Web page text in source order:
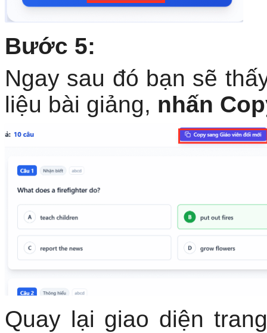
Bước 5:
Ngay sau đó bạn sẽ
liệu bài giảng, nhấn
Quay lại giao diện